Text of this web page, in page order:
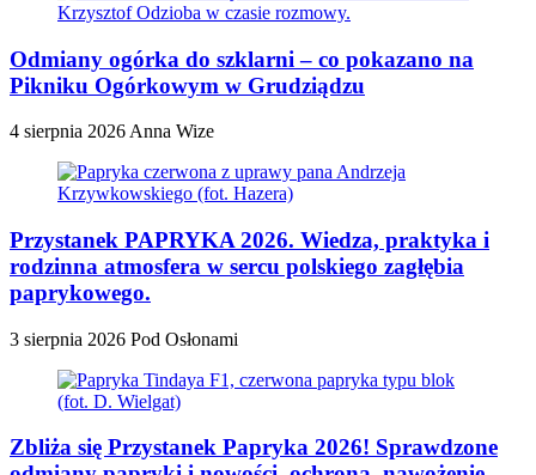
Odmiany ogórka do szklarni – co pokazano na
Pikniku Ogórkowym w Grudziądzu
4 sierpnia 2026 Anna Wize
Przystanek PAPRYKA 2026. Wiedza, praktyka i
rodzinna atmosfera w sercu polskiego zagłębia
paprykowego.
3 sierpnia 2026 Pod Osłonami
Zbliża się Przystanek Papryka 2026! Sprawdzone